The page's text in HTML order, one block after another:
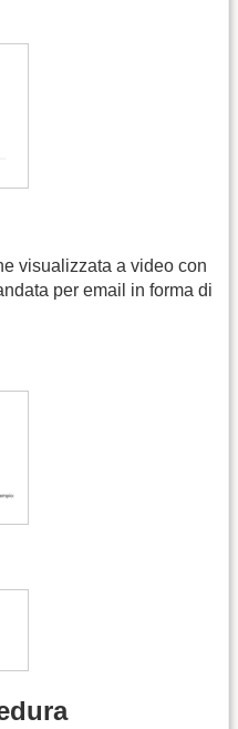
visualizzata a video con
per email in forma di